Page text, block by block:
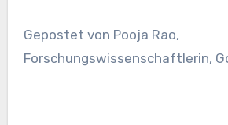
Gepostet von Pooja Rao,
Forschungswissenschaftlerin,